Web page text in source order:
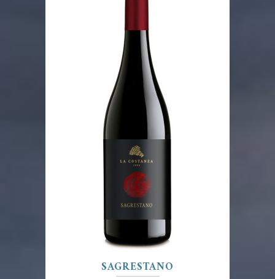
SAGRESTANO